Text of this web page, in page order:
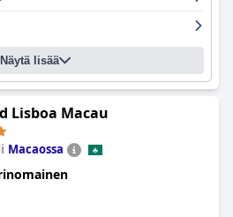
Näytä lisää
Lisboa Macau
Macaossa